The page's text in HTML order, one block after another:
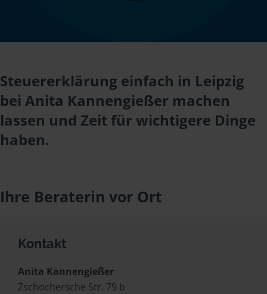
Steuererklärung einfach in Leipzig
bei Anita Kannengießer machen
lassen und Zeit für wichtigere Dinge
haben.
Ihre Beraterin vor Ort
Kontakt
Anita Kannengießer
Zschochersche Str. 79 b